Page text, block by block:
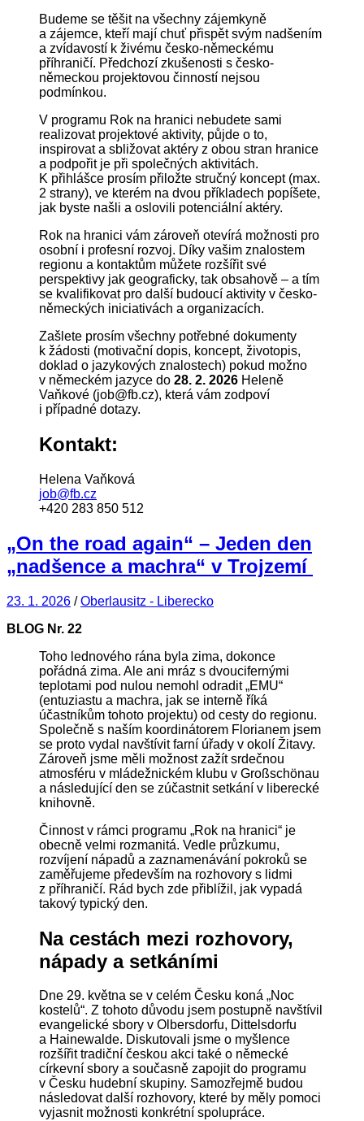
Budeme se těšit na všechny zájemkyně
a zájemce, kteří mají chuť přispět svým nadšením
a zvídavostí k živému česko-německému
příhraničí. Předchozí zkušenosti s česko-
německou projektovou činností nejsou
podmínkou.
V programu Rok na hranici nebudete sami
realizovat projektové aktivity, půjde o to,
inspirovat a sbližovat aktéry z obou stran hranice
a podpořit je při společných aktivitách.
K přihlášce prosím přiložte stručný koncept (max.
2 strany), ve kterém na dvou příkladech popíšete,
jak byste našli a oslovili potenciální aktéry.
Rok na hranici vám zároveň otevírá možnosti pro
osobní i profesní rozvoj. Díky vašim znalostem
regionu a kontaktům můžete rozšířit své
perspektivy jak geograficky, tak obsahově – a tím
se kvalifikovat pro další budoucí aktivity v česko-
německých iniciativách a organizacích.
Zašlete prosím všechny potřebné dokumenty
k žádosti (motivační dopis, koncept, životopis,
doklad o jazykových znalostech) pokud možno
v německém jazyce do 28. 2. 2026 Heleně
Vaňkové (job@fb.cz), která vám zodpoví
i případné dotazy.
Kontakt:
Helena Vaňková
job@fb.cz
+420 283 850 512
„On the road again“ – Jeden den
„nadšence a machra“ v Trojzemí
23. 1. 2026 /Oberlausitz - Liberecko
BLOG Nr. 22
Toho lednového rána byla zima, dokonce
pořádná zima. Ale ani mráz s dvoucifernými
teplotami pod nulou nemohl odradit „EMU“
(entuziastu a machra, jak se interně říká
účastníkům tohoto projektu) od cesty do regionu.
Společně s naším koordinátorem Florianem jsem
se proto vydal navštívit farní úřady v okolí Žitavy.
Zároveň jsme měli možnost zažít srdečnou
atmosféru v mládežnickém klubu v Großschönau
a následující den se zúčastnit setkání v liberecké
knihovně.
Činnost v rámci programu „Rok na hranici“ je
obecně velmi rozmanitá. Vedle průzkumu,
rozvíjení nápadů a zaznamenávání pokroků se
zaměřujeme především na rozhovory s lidmi
z příhraničí. Rád bych zde přiblížil, jak vypadá
takový typický den.
Na cestách mezi rozhovory,
nápady a setkáními
Dne 29. května se v celém Česku koná „Noc
kostelů“. Z tohoto důvodu jsem postupně navštívil
evangelické sbory v Olbersdorfu, Dittelsdorfu
a Hainewalde. Diskutovali jsme o myšlence
rozšířit tradiční českou akci také o německé
církevní sbory a současně zapojit do programu
v Česku hudební skupiny. Samozřejmě budou
následovat další rozhovory, které by měly pomoci
vyjasnit možnosti konkrétní spolupráce.